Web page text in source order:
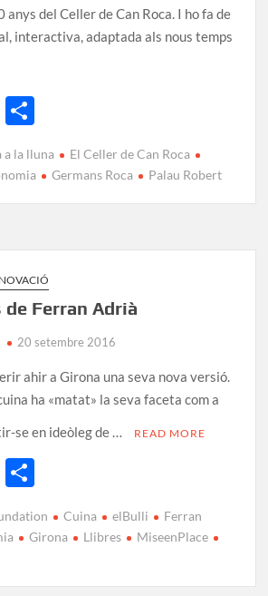
anys del Celler de Can Roca. I ho fa de
interactiva, adaptada als nous temps
E
m
p
te
ix
a la lluna
El Celler de Can Roca
Germans Roca Palau Robert
Ferran Adrià
20 setembre 2016
ahir a Girona una seva nova versió.
ha «matat» la seva faceta com a
se en ideòleg de …
READ MORE
E
m
ar
Cuina elBulli
Ferran
Girona Llibres
MiseenPlace